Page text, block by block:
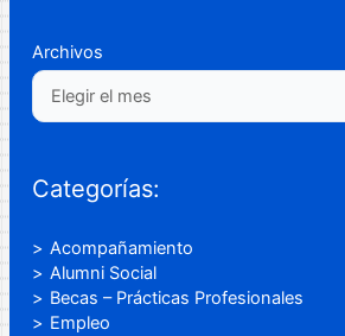
Archivos
Categorías:
Acompañamiento
Alumni Social
Becas – Prácticas Profesionales
Empleo